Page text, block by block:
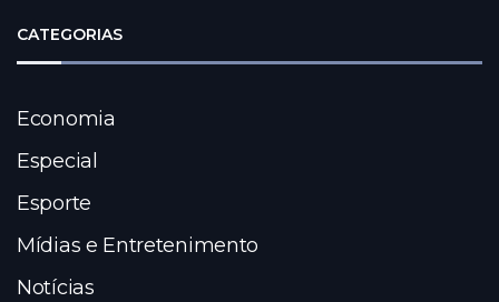
CATEGORIAS
Economia
Especial
Esporte
Mídias e Entretenimento
Notícias